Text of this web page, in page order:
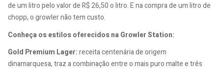
de um litro pelo valor de R$ 26,50 o litro. E na compra de um litro de
chopp, o growler não tem custo.
Conheça os estilos oferecidos na Growler Station:
Gold Premium Lager:receita centenária de origem
dinamarquesa, traz a combinação entre o mais puro malte e três